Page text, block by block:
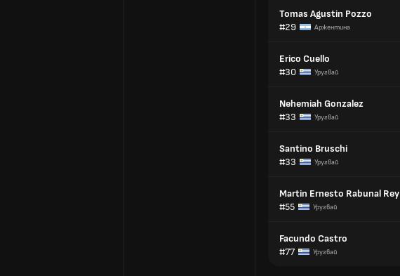
Tomas Agustin Pozzo
#29
Аржентина
Erico Cuello
#30
Уругвай
Nehemiah Gonzalez
#33
Уругвай
Santino Bruschi
#33
Уругвай
Martin Ernesto Rabunal Rey
#55
Уругвай
Facundo Castro
#77
Уругвай